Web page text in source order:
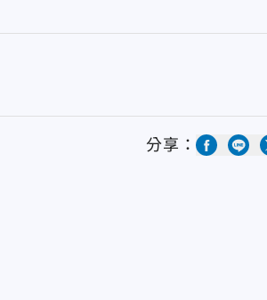
分享：